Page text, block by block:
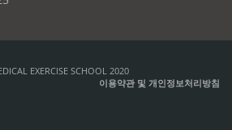
EXERCISE SCHOOL 2020
이용약관 및 개인정보처리방침